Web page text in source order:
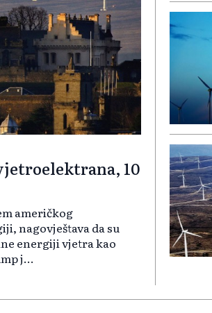
10
američkog
nagovještava da su
energiji vjetra kao
j...